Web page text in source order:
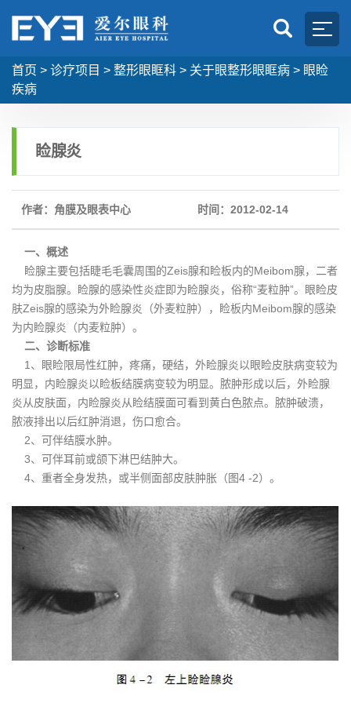
首页 > 诊疗项目 > 整形眼眶科 > 关于眼整形眼眶病 > 眼睑
疾病
睑腺炎
作者：角膜及眼表中心 时间：2012-02-14
一、概述
睑腺主要包括睫毛毛囊周围的Zeis腺和睑板内的Meibom腺，二者
均为皮脂腺。睑腺的感染性炎症即为睑腺炎，俗称“麦粒肿”。眼睑皮
肤Zeis腺的感染为外睑腺炎（外麦粒肿），睑板内Meibom腺的感染
为内睑腺炎（内麦粒肿）。
二、诊断标准
1、眼睑限局性红肿，疼痛，硬结，外睑腺炎以眼睑皮肤病变较为
明显，内睑腺炎以睑板结膜病变较为明显。脓肿形成以后，外睑腺
炎从皮肤面，内睑腺炎从睑结膜面可看到黄白色脓点。脓肿破溃，
脓液排出以后红肿消退，伤口愈合。
2、可伴结膜水肿。
3、可伴耳前或颌下淋巴结肿大。
4、重者全身发热，或半侧面部皮肤肿胀（图4 -2）。